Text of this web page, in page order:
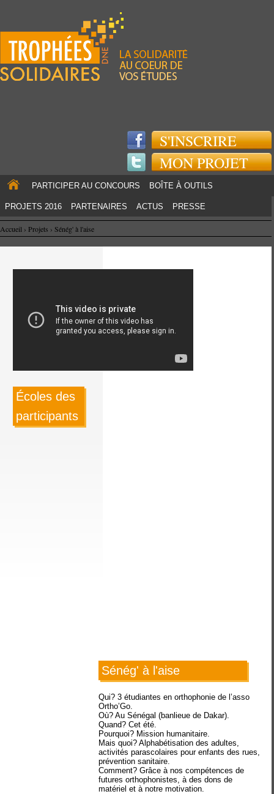
S'INSCRIRE
MON PROJET
PARTICIPER AU CONCOURS BOÎTE À OUTILS
PROJETS 2016 PARTENAIRES ACTUS PRESSE
Accueil › Projets › Sénég' à l'aise
Écoles des
participants
Sénég' à l'aise
Qui? 3 étudiantes en orthophonie de l’asso
Ortho’Go.
Où? Au Sénégal (banlieue de Dakar).
Quand? Cet été.
Pourquoi? Mission humanitaire.
Mais quoi? Alphabétisation des adultes,
activités parascolaires pour enfants des rues,
prévention sanitaire.
Comment? Grâce à nos compétences de
futures orthophonistes, à des dons de
matériel et à notre motivation.